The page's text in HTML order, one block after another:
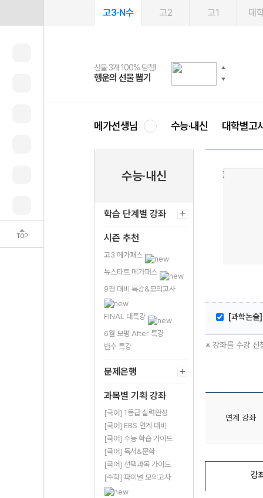
TOP
고3·N수 고2 고1 대
선물 3개 100% 당첨!
행운의 선물 뽑기
선물 100% 증정!
메가스터디 X 올리브
여름방학 스터디 캐시백
메가런 썸머스쿨
2027 러셀 단과
강사 공개선발
스마트러닝앱
설문 EVENT
메가패스
3일 무료 체험권
메가패스 수강생 무료혜택!
메가클럽 멤버십
사회공헌 캠페인
희망이룸 메가나눔
메가선생님 수능·내신 대학별고
수능·내신
학습 단계별 강좌
시즌 추천
고3 메가패스
뉴스타트 메가패스
9평 대비 특강&모의고사
FINAL 대특강
6월 모평 After 특강
반수 특강
문제은행
과목별 기획 강좌
[국어] 1등급 실력완성
[국어] EBS 연계 대비
[국어] 수능 학습 가이드
[국어] 독서&문학
[국어] 선택과목 가이드
[수학] 파이널 모의고사
[과학논
※ 강좌를 수강 신
연계 강좌
강